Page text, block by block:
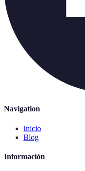
Navigation
Inicio
Blog
Información